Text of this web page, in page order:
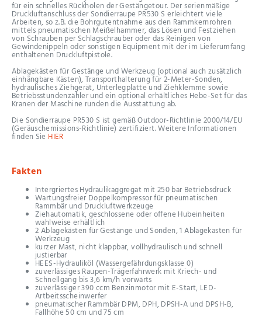
für ein schnelles Rückholen der Gestängetour. Der serienmäßige
Druckluftanschluss der Sondierraupe PR530 S erleichtert viele
Arbeiten, so z.B. die Bohrgutentnahme aus den Rammkernrohren
mittels pneumatischen Meißelhammer, das Lösen und Festziehen
von Schrauben per Schlagschrauber oder das Reinigen von
Gewindenippeln oder sonstigen Equipment mit der im Lieferumfang
enthaltenen Druckluftpistole.
Ablagekästen für Gestänge und Werkzeug (optional auch zusätzlich
einhängbare Kästen), Transporthalterung für 2-Meter-Sonden,
hydraulisches Ziehgerät, Unterlegplatte und Ziehklemme sowie
Betriebsstundenzähler und ein optional erhältliches Hebe-Set für das
Kranen der Maschine runden die Ausstattung ab.
Die Sondierraupe PR530 S ist gemäß Outdoor-Richtlinie 2000/14/EU
(Geräuschemissions-Richtlinie) zertifiziert. Weitere Informationen
finden Sie HIER
Fakten
Intergriertes Hydraulikaggregat mit 250 bar Betriebsdruck
Wartungsfreier Doppelkompressor für pneumatischen
Rammbär und Druckluftwerkzeuge
Ziehautomatik, geschlossene oder offene Hubeinheiten
wahlweise erhältlich
2 Ablagekästen für Gestänge und Sonden, 1 Ablagekasten für
Werkzeug
kurzer Mast, nicht klappbar, vollhydraulisch und schnell
justierbar
HEES-Hydrauliköl (Wassergefährdungsklasse 0)
zuverlässiges Raupen-Trägerfahrwerk mit Kriech- und
Schnellgang bis 3,6 km/h vorwärts
zuverlässiger 390 ccm Benzinmotor mit E-Start, LED-
Artbeitsscheinwerfer
pneumatischer Rammbär DPM, DPH, DPSH-A und DPSH-B,
Fallhöhe 50 cm und 75 cm